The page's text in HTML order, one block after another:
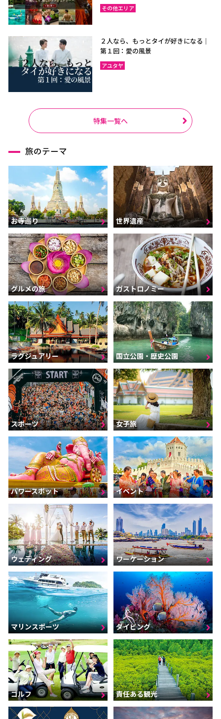
その他エリア
２人なら、もっとタイが好きになる｜
第１回：愛の風景
アユタヤ
特集一覧へ
旅のテーマ
お寺巡り 世界遺産
グルメの旅 ガストロノミー
ラグジュアリー 国立公園・歴史公園
スポーツ 女子旅
パワースポット イベント
ウェディング ワーケーション
マリンスポーツ ダイビング
ゴルフ 責任ある観光